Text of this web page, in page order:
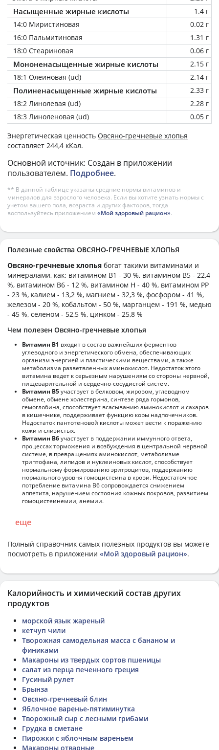
Насыщенные жирные кислоты
1.4 г
14:0 Миристиновая
0.02 г
16:0 Пальмитиновая
1.31 г
18:0 Стеариновая
0.06 г
Мононенасыщенные жирные кислоты
2.15 г
18:1 Олеиновая (ud)
2.14 г
Полиненасыщенные жирные кислоты
2.33 г
18:2 Линолевая (ud)
2.28 г
18:3 Линоленовая (ud)
0.05 г
Энергетическая ценность Овсяно-гречневые хлопья
составляет 244,4 кКал.
Основной источник: Создан в приложении
пользователем. Подробнее.
** В данной таблице указаны средние нормы витаминов и
минералов для взрослого человека. Если вы хотите узнать нормы с
учетом вашего пола, возраста и других факторов, тогда
воспользуйтесь приложением «Мой здоровый рацион».
Полезные свойства ОВСЯНО-ГРЕЧНЕВЫЕ ХЛОПЬЯ
Овсяно-гречневые хлопья богат такими витаминами и
минералами, как: витамином B1 - 30 %, витамином B5 - 22,4
%, витамином B6 - 12 %, витамином H - 40 %, витамином PP
- 23 %, калием - 13,2 %, магнием - 32,3 %, фосфором - 41 %,
железом - 20 %, кобальтом - 50 %, марганцем - 191 %, медью
- 45 %, селеном - 52,5 %, цинком - 25,8 %
Чем полезен Овсяно-гречневые хлопья
Витамин В1 входит в состав важнейших ферментов
углеводного и энергетического обмена, обеспечивающих
организм энергией и пластическими веществами, а также
метаболизма разветвленных аминокислот. Недостаток этого
витамина ведет к серьезным нарушениям со стороны нервной,
пищеварительной и сердечно-сосудистой систем.
Витамин В5участвует в белковом, жировом, углеводном
обмене, обмене холестерина, синтезе ряда гормонов,
гемоглобина, способствует всасыванию аминокислот и сахаров
в кишечнике, поддерживает функцию коры надпочечников.
Недостаток пантотеновой кислоты может вести к поражению
кожи и слизистых.
Витамин В6участвует в поддержании иммунного ответа,
процессах торможения и возбуждения в центральной нервной
системе, в превращениях аминокислот, метаболизме
триптофана, липидов и нуклеиновых кислот, способствует
нормальному формированию эритроцитов, поддержанию
нормального уровня гомоцистеина в крови. Недостаточное
потребление витамина В6 сопровождается снижением
аппетита, нарушением состояния кожных покровов, развитием
гомоцистеинемии, анемии.
еще
Полный справочник самых полезных продуктов вы можете
посмотреть в приложении «Мой здоровый рацион».
Калорийность и химический состав других
продуктов
морской язык жареный
кетчуп чили
Творожная самодельная масса с бананом и
финиками
Макароны из твердых сортов пшеницы
салат из перца печенного греция
Гусиный рулет
Брынза
Овсяно-гречневый блин
Яблочное варенье-пятиминутка
Творожный сыр с лесными грибами
Грудка в сметане
Пирожки с яблочным вареньем
Макароны отварные